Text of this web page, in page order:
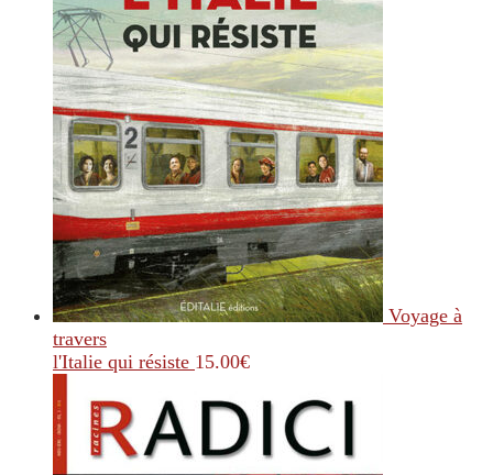
Voyage à
travers
l'Italie qui résiste 15.00€